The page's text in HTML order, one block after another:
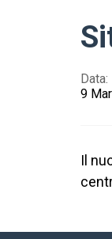
Data:
9
Il